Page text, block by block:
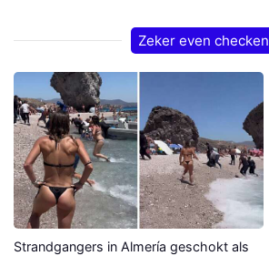
Zeker even checken
Strandgangers in Almería geschokt als